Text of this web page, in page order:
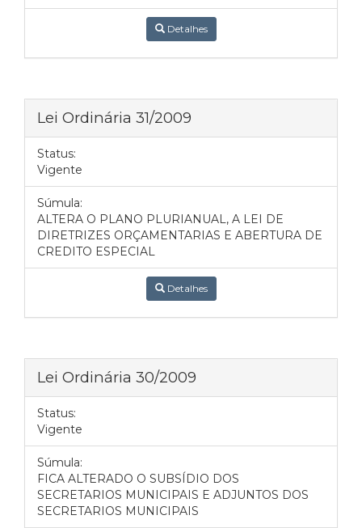
Detalhes
Lei Ordinária 31/2009
Status:
Vigente
Súmula:
ALTERA O PLANO PLURIANUAL, A LEI DE
DIRETRIZES ORÇAMENTARIAS E ABERTURA DE
CREDITO ESPECIAL
Detalhes
Lei Ordinária 30/2009
Status:
Vigente
Súmula:
FICA ALTERADO O SUBSÍDIO DOS
SECRETARIOS MUNICIPAIS E ADJUNTOS DOS
SECRETARIOS MUNICIPAIS